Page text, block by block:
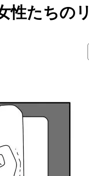
性たちのリ